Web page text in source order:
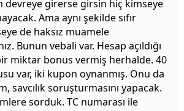
devreye girerse girsin hiç kimseye
Ama aynı şekilde sıfır
de haksız muamele
Bunun vebali var. Hesap açıldığı
miktar bonus vermiş herhalde. 40
var, iki kupon oynanmış. Onu da
savcılık soruşturmasını yapacak.
sorduk. TC numarası ile